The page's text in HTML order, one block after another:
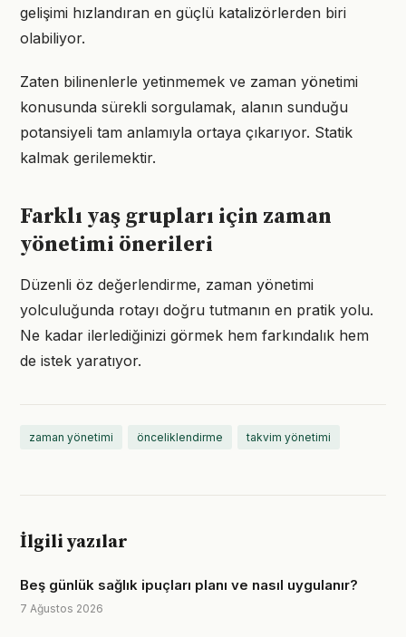
gelişimi hızlandıran en güçlü katalizörlerden biri
olabiliyor.
Zaten bilinenlerle yetinmemek ve zaman yönetimi
konusunda sürekli sorgulamak, alanın sunduğu
potansiyeli tam anlamıyla ortaya çıkarıyor. Statik
kalmak gerilemektir.
Farklı yaş grupları için zaman
yönetimi önerileri
Düzenli öz değerlendirme, zaman yönetimi
yolculuğunda rotayı doğru tutmanın en pratik yolu.
Ne kadar ilerlediğinizi görmek hem farkındalık hem
de istek yaratıyor.
zaman yönetimi önceliklendirme takvim yönetimi
İlgili yazılar
Beş günlük sağlık ipuçları planı ve nasıl uygulanır?
7 Ağustos 2026